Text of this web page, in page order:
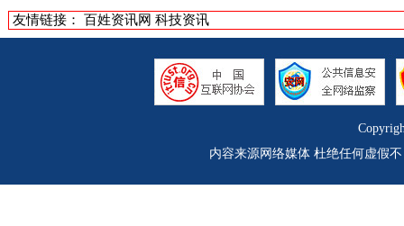
友情链接： 百姓资讯网 科技资讯
内容来源网络媒体 杜绝任何虚假